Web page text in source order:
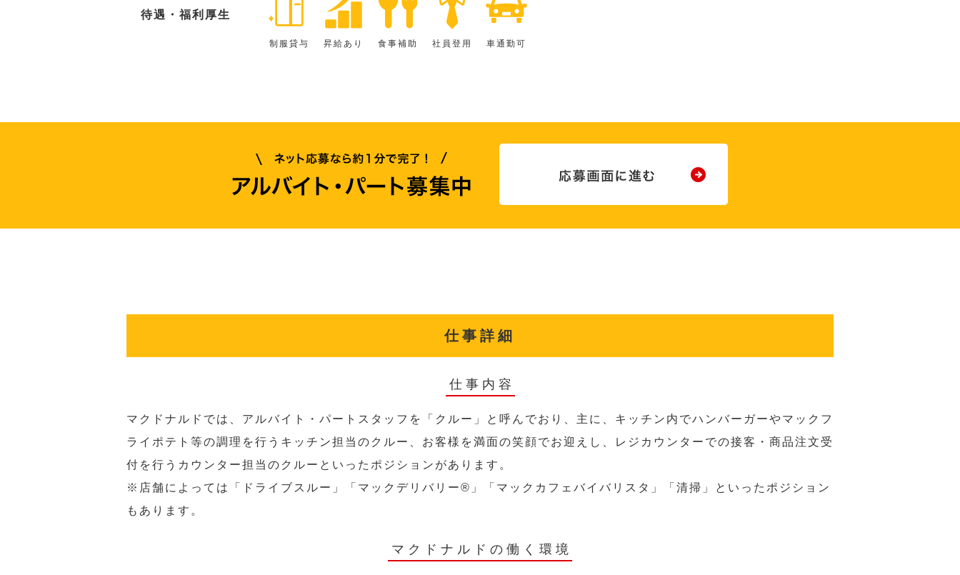
待遇・福利厚生
制服貸与 昇給あり 食事補助 社員登用 車通勤可
仕事詳細
仕事内容
マクドナルドでは、アルバイト・パートスタッフを「クルー」と呼んでおり、主に、キッチン内でハンバーガーやマックフ
ライポテト等の調理を行うキッチン担当のクルー、お客様を満面の笑顔でお迎えし、レジカウンターでの接客・商品注文受
付を行うカウンター担当のクルーといったポジションがあります。
※店舗によっては「ドライブスルー」「マックデリバリー®︎」「マックカフェバイバリスタ」「清掃」といったポジション
もあります。
マクドナルドの働く環境